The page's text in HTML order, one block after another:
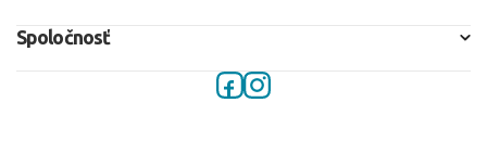
Spoločnosť